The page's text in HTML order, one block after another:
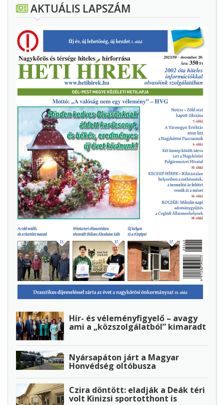
AKTUÁLIS LAPSZÁM
Hír- és véleményfigyelő – avagy
ami a „közszolgálatból” kimaradt
Nyársapáton járt a Magyar
Honvédség oltóbusza
Czira döntött: eladják a Deák téri
volt Kinizsi sportotthont is